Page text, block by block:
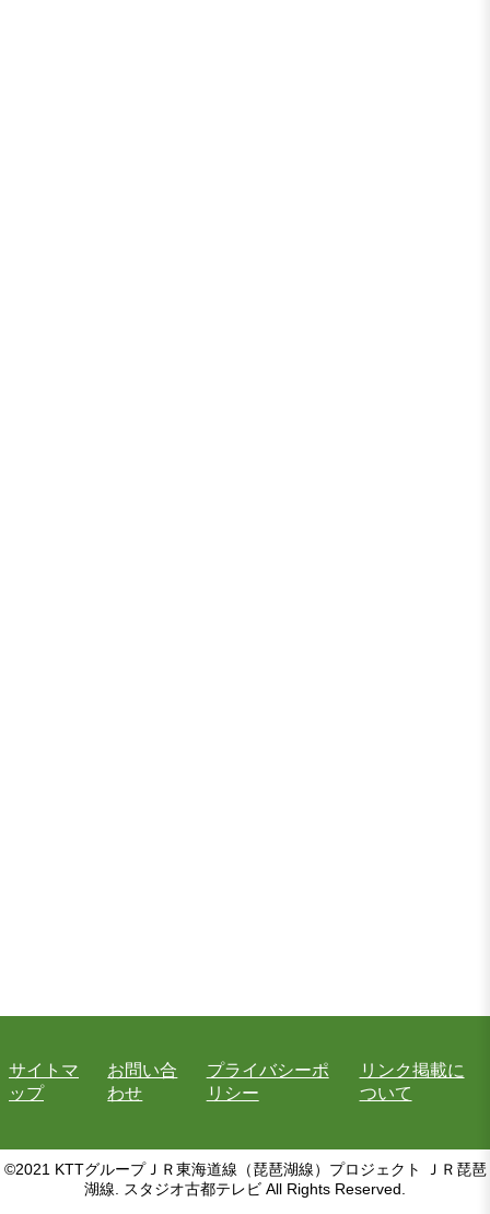
サイトマ
ップ
お問い合
わせ
プライバシーポ
リシー
リンク掲載に
ついて
©2021 KTTグループＪＲ東海道線（琵琶湖線）プロジェクト ＪＲ琵琶
湖線. スタジオ古都テレビ All Rights Reserved.